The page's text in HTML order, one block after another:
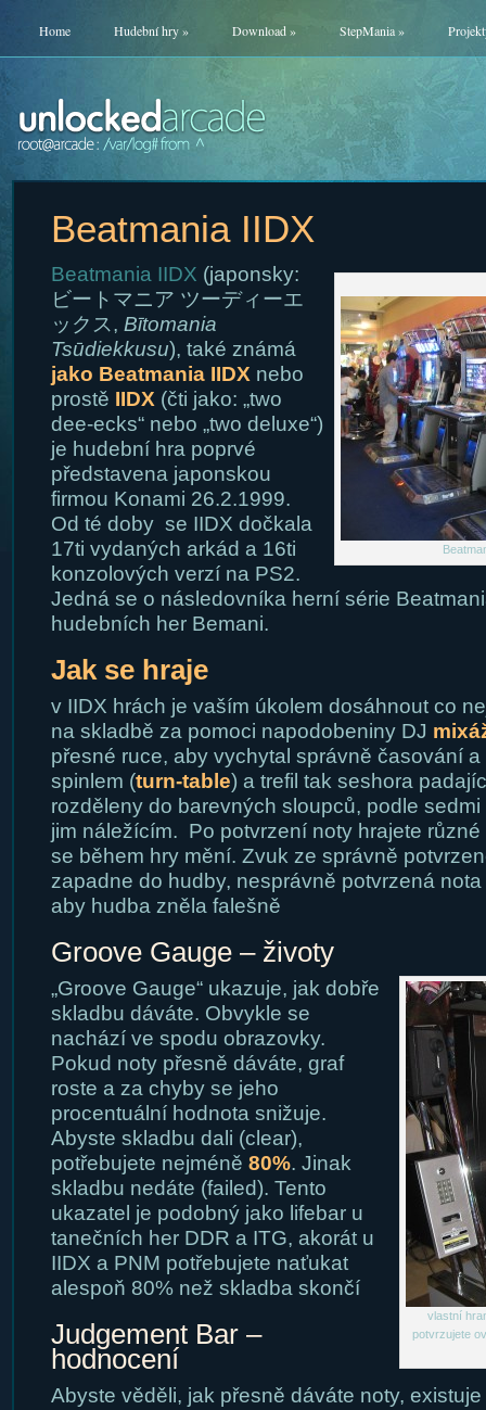
Home Hudební hry» Download» StepMania»
Beatmania IIDX
Beatmania IIDX (japonsky:
ビートマニア ツーディーエ
ックス, Bītomania
Tsūdiekkusu), také známá
jako Beatmania IIDX nebo
prostě IIDX (čti jako: „two
dee-ecks“ nebo „two deluxe“)
je hudební hra poprvé
představena japonskou
firmou Konami 26.2.1999.
Od té doby se IIDX dočkala
17ti vydaných arkád a 16ti
konzolových verzí na PS2.
Jedná se o následovníka herní série
hudebních her Bemani.
Jak se hraje
v IIDX hrách je vaším úkolem dosáhnout co
na skladbě za pomoci napodobeniny DJ
přesné ruce, aby vychytal správně časování
spinlem (turn-table) a trefil tak seshora
rozděleny do barevných sloupců, podle
jim náležícím. Po potvrzení noty hrajete různé
se během hry mění. Zvuk ze správně
zapadne do hudby, nesprávně potvrzená
aby hudba zněla falešně
Groove Gauge – životy
vlastní
potvrzujete
„Groove Gauge“ ukazuje, jak dobře
skladbu dáváte. Obvykle se
nachází ve spodu obrazovky.
Pokud noty přesně dáváte, graf
roste a za chyby se jeho
procentuální hodnota snižuje.
Abyste skladbu dali (clear),
potřebujete nejméně 80%. Jinak
skladbu nedáte (failed). Tento
ukazatel je podobný jako lifebar u
tanečních her DDR a ITG, akorát u
IIDX a PNM potřebujete naťukat
alespoň 80% než skladba skončí
Judgement Bar –
hodnocení
Abyste věděli, jak přesně dáváte noty,